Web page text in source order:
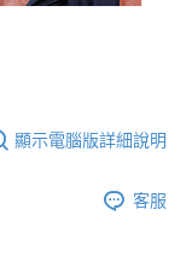
顯示電腦版詳細說明
客服